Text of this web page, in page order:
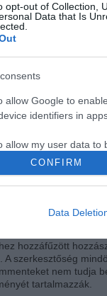
opt-out of Collection,
Data that Is
allow Google to
identifiers in
allow my user data to
allow Google to send
allow Google to
identifiers in
allow Google to
CONFIRM
Data
írások:
Pamela
Arábia
Pamela a
tud igénytelen lenni!
ünnepelte magát
Anderson anyja
hozzáfűzött
A szerkesztőség
nem tudja
tartalmazzák.